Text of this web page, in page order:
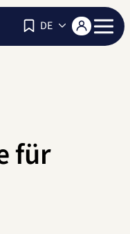
DE
für